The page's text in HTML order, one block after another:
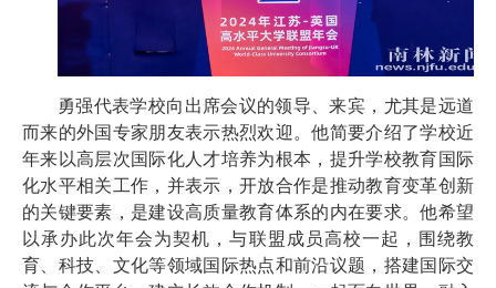
勇强代表学校向出席会议的领导、来宾，尤其是远道
而来的外国专家朋友表示热烈欢迎。他简要介绍了学校近
年来以高层次国际化人才培养为根本，提升学校教育国际
化水平相关工作，并表示，开放合作是推动教育变革创新
的关键要素，是建设高质量教育体系的内在要求。他希望
以承办此次年会为契机，与联盟成员高校一起，围绕教
育、科技、文化等领域国际热点和前沿议题，搭建国际交